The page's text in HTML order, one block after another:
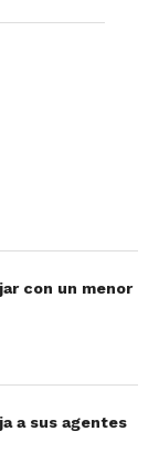
con un menor
a sus agentes